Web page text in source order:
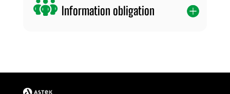
Information obligation